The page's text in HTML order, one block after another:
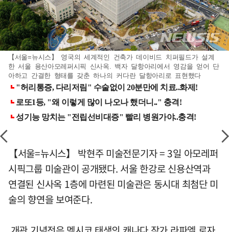
【서울=뉴시스】 영국의 세계적인 건축가 데이비드 치퍼필드가 설계
한 서울 용산아모레퍼시픽 신사옥. 백자 달항아리에서 영감을 얻어 단
아하고 간결한 형태를 갖춘 하나의 커다란 달항아리로 표현했다
【서울=뉴시스】 박현주 미술전문기자 = 3일 아모레퍼
시픽그룹 미술관이 공개됐다. 서울 한강로 신용산역과
연결된 신사옥 1층에 마련된 미술관은 동시대 최첨단 미
술의 향연을 보여준다.